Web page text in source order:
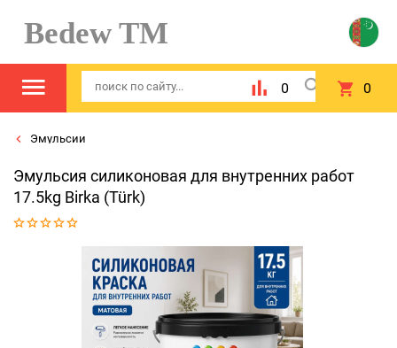
Bedew TM
0 0
Эмульсии
Эмульсия силиконовая для внутренних работ
17.5kg Birka (Türk)